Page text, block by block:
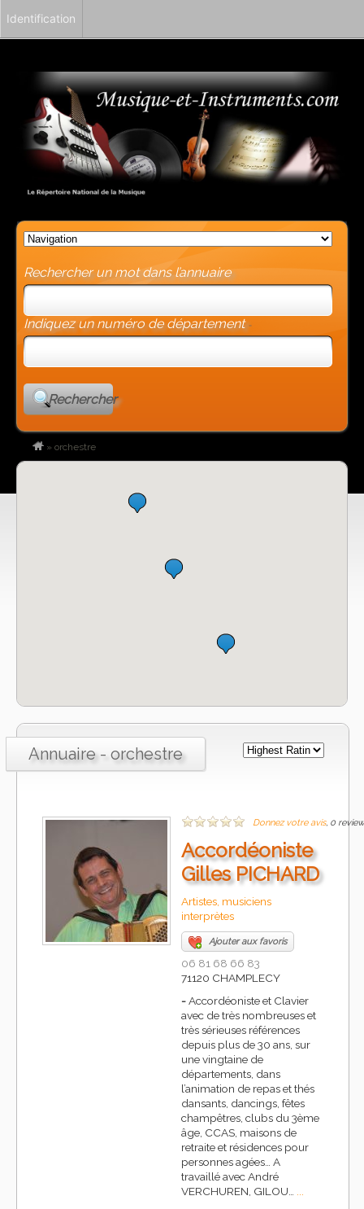
Rechercher un mot dans l’annuaire
Indiquez un numéro de département -
Rechercher
» orchestre
Annuaire - orchestre
Donnez votre avis, 0
Accordéoniste
Gilles PICHARD
Artistes, musiciens
interprètes
Ajouter aux favoris
06 81 68 66 83
71120 CHAMPLECY
-Accordéoniste et Clavier
avec de très nombreuses et
très sérieuses références
depuis plus de 30 ans, sur
une vingtaine de
départements, dans
l’animation de repas et thés
dansants, dancings, fêtes
champêtres, clubs du 3ème
âge, CCAS, maisons de
retraite et résidences pour
personnes agées… A
travaillé avec André
VERCHUREN, GILOU… ...
Identification